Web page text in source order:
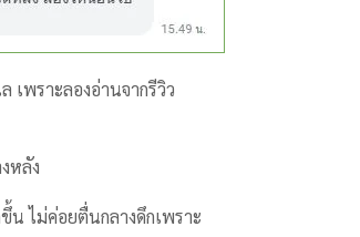
เพราะลองอ่านจากรีวิว
หลัง
ไม่ค่อยตื่นกลางดึกเพราะ